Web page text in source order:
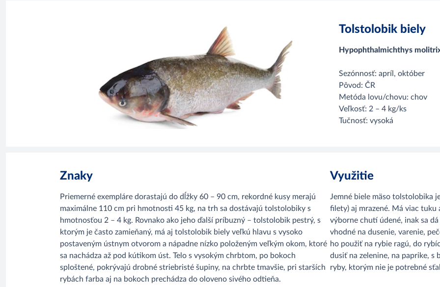
Tolstolobik biely
Hypophthalmichthys
Sezónnosť: apríl, október
Pôvod: ČR
Metóda lovu/chovu: chov
Veľkosť: 2 – 4 kg/ks
Tučnosť: vysoká
Znaky
Priemerné exempláre dorastajú do dĺžky 60 – 90 cm, rekordné kusy merajú
maximálne 110 cm pri hmotnosti 45 kg, na trh sa dostávajú tolstolobiky s
hmotnosťou 2 – 4 kg. Rovnako ako jeho ďalší príbuzný – tolstolobik pestrý, s
ktorým je často zamieňaný, má aj tolstolobik biely veľkú hlavu s vysoko
postaveným ústnym otvorom a nápadne nízko položeným veľkým okom, ktoré
sa nachádza až pod kútikom úst. Telo s vysokým chrbtom, po bokoch
sploštené, pokrývajú drobné striebristé šupiny, na chrbte tmavšie, pri starších
rybách farba aj na bokoch prechádza do oloveno sivého odtieňa.
Využitie
Jemné biele mäso tolstolobika
filety) aj mrazené. Má viac tuku
výborne chutí údené, inak sa
vhodné na dusenie, varenie,
ho použiť na rybie ragú, do
dusiť na zelenine, na paprike, s
ryby, ktorým nie je potrebné